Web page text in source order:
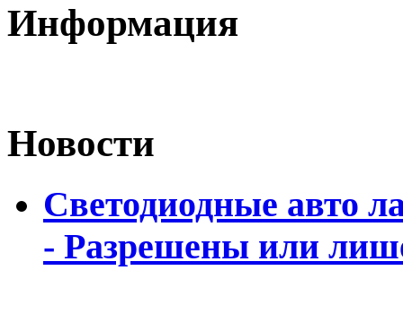
Информация
Новости
Светодиодные авто
- Разрешены или